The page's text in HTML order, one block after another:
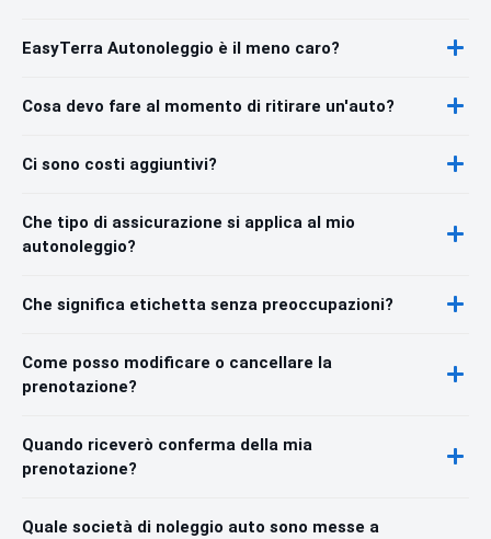
EasyTerra Autonoleggio è il meno caro?
Cosa devo fare al momento di ritirare un'auto?
Ci sono costi aggiuntivi?
Che tipo di assicurazione si applica al mio
autonoleggio?
Che significa etichetta senza preoccupazioni?
Come posso modificare o cancellare la
prenotazione?
Quando riceverò conferma della mia
prenotazione?
Quale società di noleggio auto sono messe a